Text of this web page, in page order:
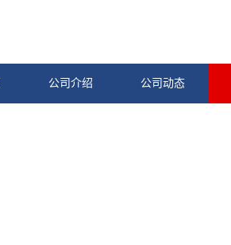
公司介绍 公司动态